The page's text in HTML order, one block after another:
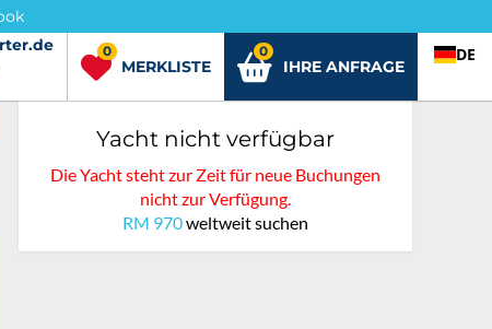
MERKLISTE
0
IHRE ANFRAGE
0 DE
Yacht nicht verfügbar
Die Yacht steht zur Zeit für neue Buchungen
nicht zur Verfügung.
RM 970weltweit suchen